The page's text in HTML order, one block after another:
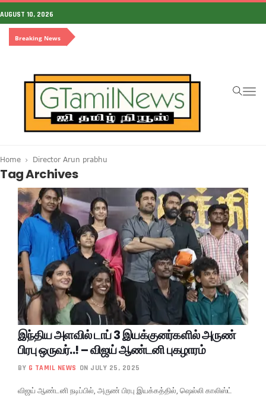
AUGUST 10, 2026
Breaking News
Home Director Arun prabhu
Tag Archives
இந்திய அளவில் டாப் 3 இயக்குனர்களில் அருண்
பிரபு ஒருவர்..! – விஜய் ஆண்டனி புகழாரம்
BY G TAMIL NEWS ON JULY 25, 2025
விஜய் ஆண்டனி நடிப்பில், அருண் பிரபு இயக்கத்தில், ஷெல்லி காலிஸ்ட்